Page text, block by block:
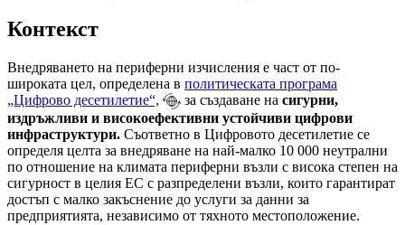
Контекст
Внедряването на периферни изчисления е част от по-
широката цел, определена в политическата програма
„Цифрово десетилетие“,
за създаване на сигурни,
издръжливи и високоефективни устойчиви цифрови
инфраструктури. Съответно в Цифровото десетилетие се
определя целта за внедряване на най-малко 10 000 неутрални
по отношение на климата периферни възли с висока степен на
сигурност в целия ЕС с разпределени възли, които гарантират
достъп с малко закъснение до услуги за данни за
предприятията, независимо от тяхното местоположение.